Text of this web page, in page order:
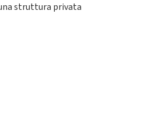
struttura privata